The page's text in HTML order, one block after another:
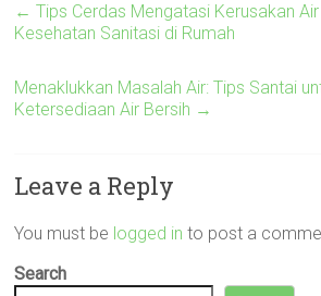
← Tips Cerdas Mengatasi Kerusakan
Kesehatan Sanitasi di Rumah
Menaklukkan Masalah Air: Tips Santai
Ketersediaan Air Bersih →
Leave a Reply
You must be logged in to post a
Search